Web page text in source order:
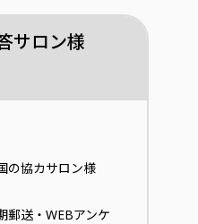
サロン様
カサロン様
・WEBアンケ